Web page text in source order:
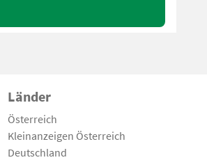
Länder
Österreich
Kleinanzeigen Österreich
Deutschland